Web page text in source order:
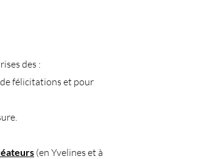
des :
defélicitations et pour
(en Yvelines et à